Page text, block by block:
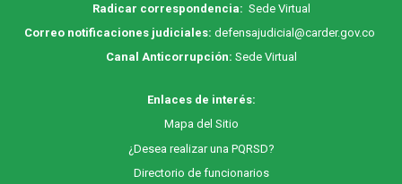
Radicar correspondencia: Sede Virtual
Correo notificaciones judiciales: defensajudicial@carder.gov.co
Canal Anticorrupción: Sede Virtual
Enlaces de interés:
Mapa del Sitio
¿Desea realizar una PQRSD?
Directorio de funcionarios